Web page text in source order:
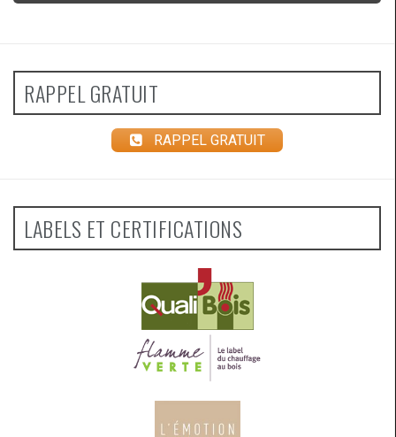
RAPPEL GRATUIT
RAPPEL GRATUIT
LABELS ET CERTIFICATIONS